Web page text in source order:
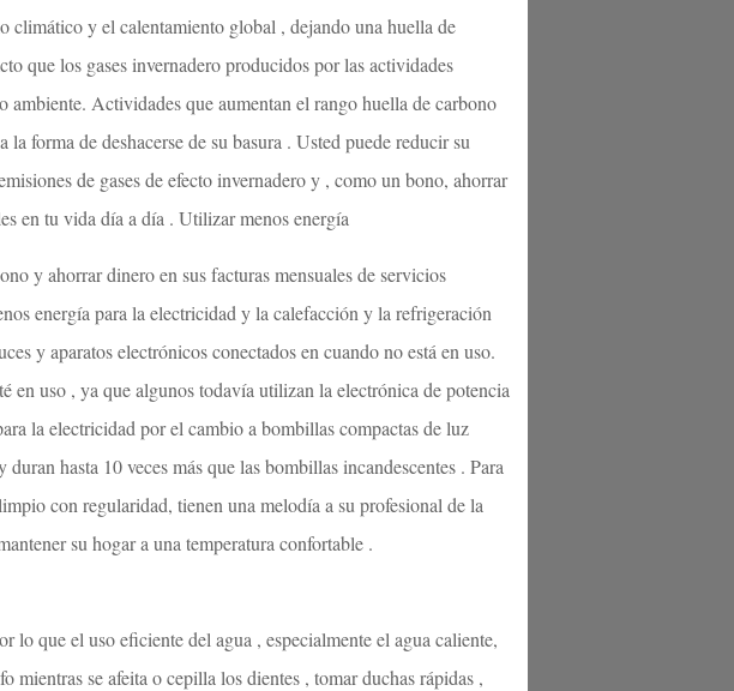
climático y el calentamiento global , dejando una huella de
que los gases invernadero producidos por las actividades
ambiente. Actividades que aumentan el rango huella de carbono
la forma de deshacerse de su basura . Usted puede reducir su
de gases de efecto invernadero y , como un bono, ahorrar
en tu vida día a día . Utilizar menos energía
y ahorrar dinero en sus facturas mensuales de servicios
energía para la electricidad y la calefacción y la refrigeración
y aparatos electrónicos conectados en cuando no está en uso.
en uso , ya que algunos todavía utilizan la electrónica de potencia
la electricidad por el cambio a bombillas compactas de luz
hasta 10 veces más que las bombillas incandescentes . Para
con regularidad, tienen una melodía a su profesional de la
su hogar a una temperatura confortable .
lo que el uso eficiente del agua , especialmente el agua caliente,
se afeita o cepilla los dientes , tomar duchas rápidas ,